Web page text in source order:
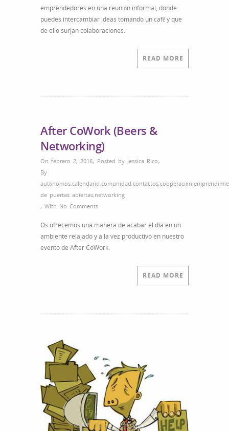
emprendedores en una reunión informal, donde
puedes intercambiar ideas tomando un café y que
de ello surjan colaboraciones.
READ MORE
After CoWork (Beers &
Networking)
On febrero 2, 2016, Posted by Jessica Rico ,
By
autónomos,calendario,comunidad,contactos,cooperación,
de puertas abiertas,networking
, With No Comments
Os ofrecemos una manera de acabar el día en un
ambiente relajado y a la vez productivo en nuestro
evento de After CoWork.
READ MORE